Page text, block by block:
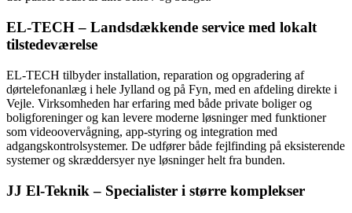
EL-TECH – Landsdækkende service med lokalt
tilstedeværelse
EL-TECH tilbyder installation, reparation og opgradering af
dørtelefonanlæg i hele Jylland og på Fyn, med en afdeling direkte i
Vejle. Virksomheden har erfaring med både private boliger og
boligforeninger og kan levere moderne løsninger med funktioner
som videoovervågning, app-styring og integration med
adgangskontrolsystemer. De udfører både fejlfinding på eksisterende
systemer og skræddersyer nye løsninger helt fra bunden.
JJ El-Teknik – Specialister i større komplekser